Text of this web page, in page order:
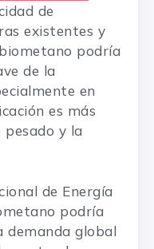
de
existentes y
podría
de la
en
es más
y la
de Energía
podría
demanda global